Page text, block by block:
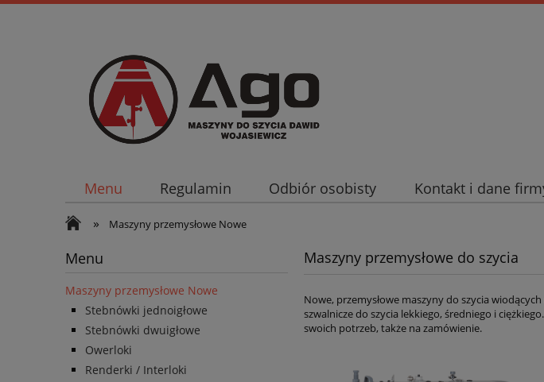
Menu Regulamin Odbiór osobisty Kontakt i dane
» Maszyny przemysłowe Nowe
Menu
Maszyny przemysłowe Nowe
Stebnówki jednoigłowe
Stebnówki dwuigłowe
Owerloki
Renderki / Interloki
Maszyny przemysłowe do szycia
Nowe, przemysłowe maszyny do szycia
szwalnicze do szycia lekkiego, średniego i
swoich potrzeb, także na zamówienie.